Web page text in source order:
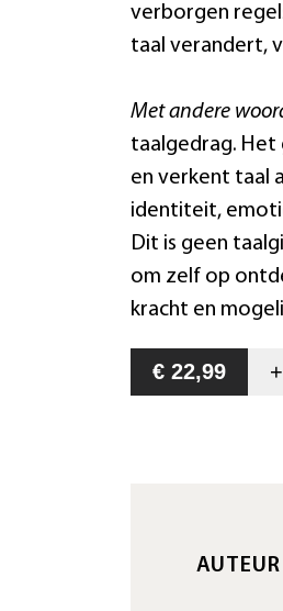
verborgen
taal verandert,
Met andere
taalgedrag. Het
en verkent taal
identiteit,
Dit is geen
om zelf op
kracht en
€ 22,99 +
AUTEUR